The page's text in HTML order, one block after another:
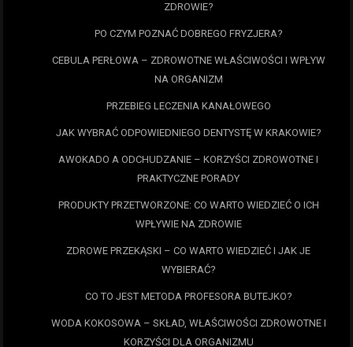
ZDROWIE?
PO CZYM POZNAĆ DOBREGO FRYZJERA?
CEBULA PERŁOWA – ZDROWOTNE WŁAŚCIWOŚCI I WPŁYW
NA ORGANIZM
PRZEBIEG LECZENIA KANAŁOWEGO
JAK WYBRAĆ ODPOWIEDNIEGO DENTYSTĘ W KRAKOWIE?
AWOKADO A ODCHUDZANIE – KORZYŚCI ZDROWOTNE I
PRAKTYCZNE PORADY
PRODUKTY PRZETWORZONE: CO WARTO WIEDZIEĆ O ICH
WPŁYWIE NA ZDROWIE
ZDROWE PRZEKĄSKI – CO WARTO WIEDZIEĆ I JAK JE
WYBIERAĆ?
CO TO JEST METODA PROFESORA BUTEJKO?
WODA KOKOSOWA – SKŁAD, WŁAŚCIWOŚCI ZDROWOTNE I
KORZYŚCI DLA ORGANIZMU